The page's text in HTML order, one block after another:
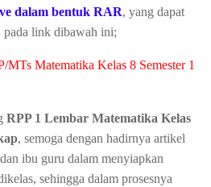
dalam bentuk RAR, yang dapat
pada link dibawah ini;
Matematika Kelas 8 Semester 1
RPP 1 Lembar Matematika Kelas
, semoga dengan hadirnya artikel
ibu guru dalam menyiapkan
sehingga dalam prosesnya